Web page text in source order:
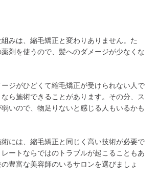
みは、縮毛矯正と変わりありません。た
剤を使うので、髪へのダメージが少なくな
ジがひどくて縮毛矯正が受けられない人で
ら施術できることがあります。その分、ス
弱いので、物足りないと感じる人もいるかも
には、縮毛矯正と同じく高い技術が必要で
ートならではのトラブルが起こることもあ
豊富な美容師のいるサロンを選びましょ